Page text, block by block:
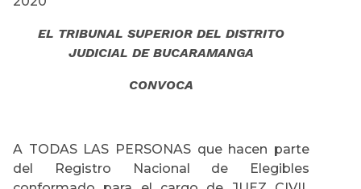
EL TRIBUNAL SUPERIOR DEL DISTRITO
JUDICIAL DE BUCARAMANGA
CONVOCA
A TODAS LAS PERSONAS que hacen parte
del Registro Nacional de Elegibles